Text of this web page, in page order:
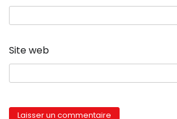
Site web